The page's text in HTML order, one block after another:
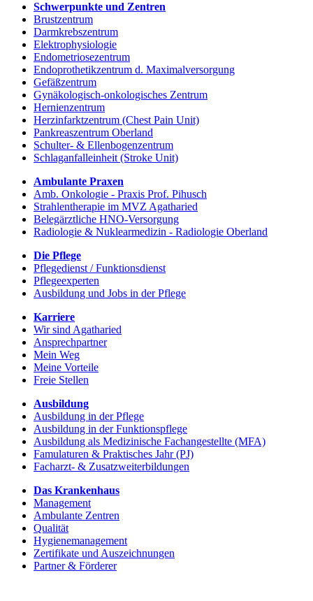
Schwerpunkte und Zentren
Brustzentrum
Darmkrebszentrum
Elektrophysiologie
Endometriosezentrum
Endoprothetikzentrum d. Maximalversorgung
Gefäßzentrum
Gynäkologisch-onkologisches Zentrum
Hernienzentrum
Herzinfarktzentrum (Chest Pain Unit)
Pankreaszentrum Oberland
Schulter- & Ellenbogenzentrum
Schlaganfalleinheit (Stroke Unit)
Ambulante Praxen
Amb. Onkologie - Praxis Prof. Pihusch
Strahlentherapie im MVZ Agatharied
Belegärztliche HNO-Versorgung
Radiologie & Nuklearmedizin - Radiologie Oberland
Die Pflege
Pflegedienst / Funktionsdienst
Pflegeexperten
Ausbildung und Jobs in der Pflege
Karriere
Wir sind Agatharied
Ansprechpartner
Mein Weg
Meine Vorteile
Freie Stellen
Ausbildung
Ausbildung in der Pflege
Ausbildung in der Funktionspflege
Ausbildung als Medizinische Fachangestellte (MFA)
Famulaturen & Praktisches Jahr (PJ)
Facharzt- & Zusatzweiterbildungen
Das Krankenhaus
Management
Ambulante Zentren
Qualität
Hygienemanagement
Zertifikate und Auszeichnungen
Partner & Förderer